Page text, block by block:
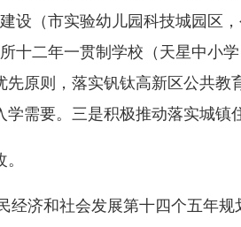
设（市实验幼儿园科技城园区
十二年一贯制学校（天星中小
先原则，落实钒钛高新区公共
需要。三是积极推动落实城镇
济和社会发展第十四个五年规